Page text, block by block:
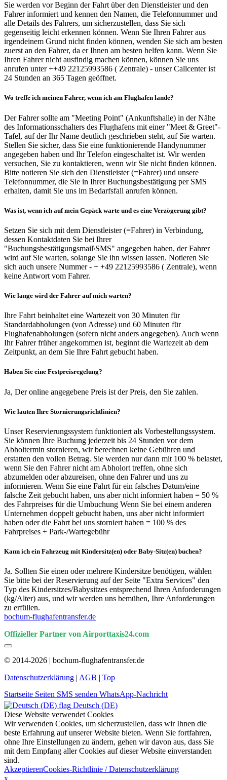
Sie werden vor Beginn der Fahrt über den Dienstleister und den
Fahrer informiert und kennen den Namen, die Telefonnummer und
alle Details des Fahrers, um sicherzustellen, dass Sie sich
gegenseitig leicht erkennen können. Wenn Sie Ihren Fahrer aus
irgendeinem Grund nicht finden können, wenden Sie sich am besten
zuerst an den Fahrer, da er Ihnen am besten helfen kann. Wenn Sie
Ihren Fahrer nicht ausfindig machen können, können Sie uns
anrufen unter ++49 22125993586 ( Zentrale) - unser Callcenter ist
24 Stunden an 365 Tagen geöffnet.
Wo treffe ich meinen Fahrer, wenn ich am Flughafen lande?
Der Fahrer sollte am "Meeting Point" (Ankunftshalle) in der Nähe
des Informationsschalters des Flughafens mit einer "Meet & Greet"-
Tafel, auf der Ihr Name deutlich geschrieben steht, auf Sie warten.
Stellen Sie sicher, dass Sie eine funktionierende Handynummer
angegeben haben und Ihr Telefon eingeschaltet ist. Wir werden
versuchen, Sie zu kontaktieren, wenn wir Sie nicht finden können.
Bitte notieren Sie sich den Dienstleister (=Fahrer) und unsere
Telefonnummer, die Sie in Ihrer Buchungsbestätigung per SMS
erhalten, damit Sie uns im Bedarfsfall anrufen können.
Was ist, wenn ich auf mein Gepäck warte und es eine Verzögerung gibt?
Setzen Sie sich mit dem Dienstleister (=Fahrer) in Verbindung,
dessen Kontaktdaten Sie bei Ihrer
"Buchungsbestätigungsmail\SMS" angegeben haben, der Fahrer
wird auf Sie warten, solange Sie ihn wissen lassen. Notieren Sie
sich auch unsere Nummer - + +49 22125993586 ( Zentrale), wenn
keine Antwort vom Fahrer.
Wie lange wird der Fahrer auf mich warten?
Ihre Fahrt beinhaltet eine Wartezeit von 30 Minuten für
Standardabholungen (von Adresse) und 60 Minuten für
Flughafenabholungen (sofern nicht anders angegeben). Auch wenn
Ihr Fahrer früher angekommen ist, beginnt die Wartezeit ab dem
Zeitpunkt, an dem Sie Ihre Fahrt gebucht haben.
Haben Sie eine Festpreisregelung?
Ja, Der online angegebene Preis ist der Preis, den Sie zahlen.
Wie lauten Ihre Stornierungsrichtlinien?
Unser Reservierungssystem funktioniert als Vorbestellungssystem.
Sie können Ihre Buchung jederzeit bis 24 Stunden vor dem
Abholtermin stornieren, wir berechnen keine Gebühren und
erstatten den vollen Betrag. Sie werden nur dann mit 100 % belastet,
wenn Sie den Fahrer nicht am Abholort treffen, ohne sich
abzumelden oder abzureisen, ohne den Fahrer und uns zu
informieren. Wenn Sie eine Fahrt für ein falsches Datum/eine
falsche Zeit gebucht haben, uns aber nicht informiert haben = 50 %
des Fahrpreises für die Umbuchung Wenn Sie bei einem anderen
Unternehmen doppelt gebucht haben, uns aber nicht informiert
haben oder die Fahrt bei uns storniert haben = 100 % des
Fahrpreises + Park-/Wartegebühr
Kann ich ein Fahrzeug mit Kindersitz(en) oder Baby-Sitz(en) buchen?
Ja. Sollten Sie einen oder mehrere Kindersitze benötigen, wählen
Sie bitte bei der Reservierung auf der Seite "Extra Services" den
Typ des Kindersitzes/Babysitzes entsprechend Ihren Anforderungen
(kg/Alter) aus, und wir werden uns bemühen, Ihre Anforderungen
zu erfüllen.
bochum-flughafentransfer.de
Offizieller Partner von Airporttaxis24.com
© 2014-2026 | bochum-flughafentransfer.de
Datenschutzerklärung | AGB | Top
Startseite Seiten SMS senden WhatsApp-Nachricht
Deutsch (DE)
Diese Website verwendet Cookies
Wir verwenden Cookies, um sicherzustellen, dass wir Ihnen die
beste Erfahrung auf unserer Website bieten. Wenn Sie fortfahren,
ohne Ihre Einstellungen zu ändern, gehen wir davon aus, dass Sie
mit dem Empfang aller Cookies auf dieser Website einverstanden
sind.
AkzeptierenCookies-Richtlinie / Datenschutzerklärung